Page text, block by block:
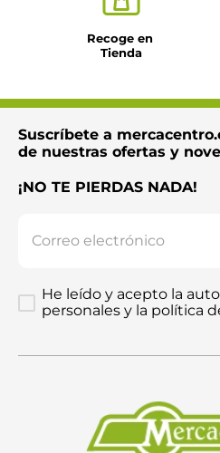
Recoge en
Tienda
Suscríbete a
de nuestras ofertas y
¡NO TE PIERDAS NADA!
He leído y acepto la
personales y la política